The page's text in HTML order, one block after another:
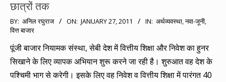
छात्रों तक
2011-
01-
27
BY: अनिल रघुराज ON: JANUARY 27, 2011 IN: अर्थव्यवस्था,नवा-जूनी,
वित्त बाजार
पूंजी बाजार नियामक संस्था, सेबी देश में वित्तीय शिक्षा और निवेश का हुनर
सिखाने के लिए व्यापक अभियान शुरू करने जा रही है। शुरुआत वह देश के
पश्चिमी भाग से करेगी। इसके लिए वह निवेश व वित्तीय शिक्षा में पारंगत 40